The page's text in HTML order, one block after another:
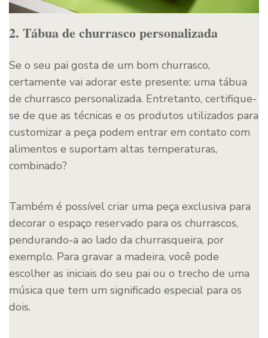
2. Tábua de churrasco personalizada
Se o seu pai gosta de um bom churrasco,
certamente vai adorar este presente: uma tábua
de churrasco personalizada. Entretanto, certifique-
se de que as técnicas e os produtos utilizados para
customizar a peça podem entrar em contato com
alimentos e suportam altas temperaturas,
combinado?
Também é possível criar uma peça exclusiva para
decorar o espaço reservado para os churrascos,
pendurando-a ao lado da churrasqueira, por
exemplo. Para gravar a madeira, você pode
escolher as iniciais do seu pai ou o trecho de uma
música que tem um significado especial para os
dois.